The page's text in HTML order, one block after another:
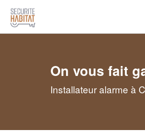
On vous fait
Installateur alarme à